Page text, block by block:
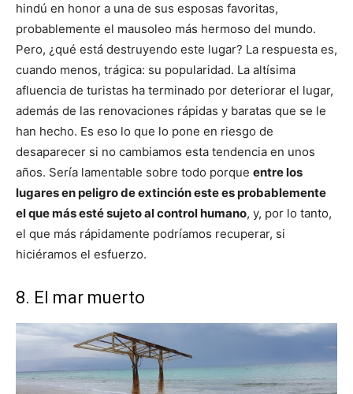
hindú en honor a una de sus esposas favoritas,
probablemente el mausoleo más hermoso del mundo.
Pero, ¿qué está destruyendo este lugar? La respuesta es,
cuando menos, trágica: su popularidad. La altísima
afluencia de turistas ha terminado por deteriorar el lugar,
además de las renovaciones rápidas y baratas que se le
han hecho. Es eso lo que lo pone en riesgo de
desaparecer si no cambiamos esta tendencia en unos
años. Sería lamentable sobre todo porque entre los
lugares en peligro de extinción este es probablemente
el que más esté sujeto al control humano, y, por lo tanto,
el que más rápidamente podríamos recuperar, si
hiciéramos el esfuerzo.
8. El mar muerto